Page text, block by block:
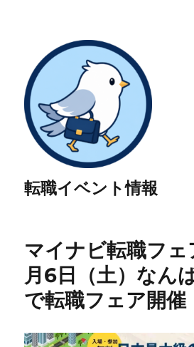
転職イベント情報
マイナビ転職フ
月6日（土）なん
で転職フェア開催